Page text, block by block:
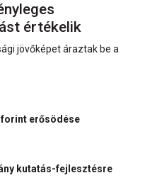
értékelik
jövőképet áraztak be a
forint erősödése
kutatás-fejlesztésre